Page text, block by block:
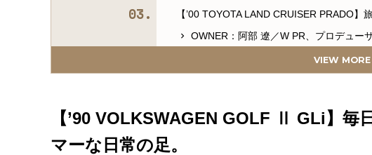
【’00 TOYOTA LAND CRUISER PRADO
OWNER：阿部 遼／W PR、プロデュー
【’07 VOLVO XC70 CROSS COUNTRY
ルカリで入手。
VIEW MORE
【’90 VOLKSWAGEN GOLF Ⅱ GLi】毎
マーな日常の足。